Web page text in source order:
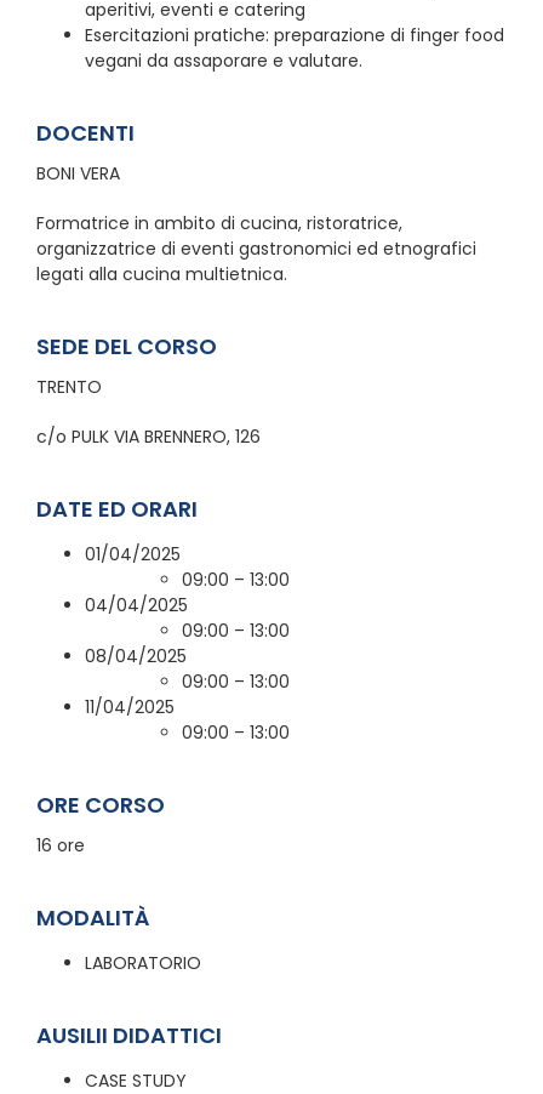
aperitivi, eventi e catering
Esercitazioni pratiche: preparazione di finger food
vegani da assaporare e valutare.
DOCENTI
BONI VERA
Formatrice in ambito di cucina, ristoratrice,
organizzatrice di eventi gastronomici ed etnografici
legati alla cucina multietnica.
SEDE DEL CORSO
TRENTO
c/o PULK VIA BRENNERO, 126
DATE ED ORARI
01/04/2025
09:00 – 13:00
04/04/2025
09:00 – 13:00
08/04/2025
09:00 – 13:00
11/04/2025
09:00 – 13:00
ORE CORSO
16 ore
MODALITÀ
LABORATORIO
AUSILII DIDATTICI
CASE STUDY